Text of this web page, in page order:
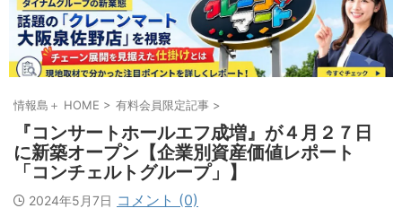
情報島＋ HOME > 有料会員限定記事 >
『コンサートホールエフ成増』が４月２７日
に新築オープン【企業別資産価値レポート
「コンチェルトグループ」】
2024年5月7日 コメント (0)